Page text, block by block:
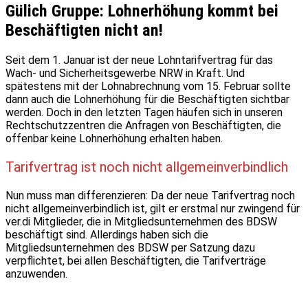
Gülich Gruppe: Lohnerhöhung kommt bei
Beschäftigten nicht an!
Seit dem 1. Januar ist der neue Lohntarifvertrag für das
Wach- und Sicherheitsgewerbe NRW in Kraft. Und
spätestens mit der Lohnabrechnung vom 15. Februar sollte
dann auch die Lohnerhöhung für die Beschäftigten sichtbar
werden. Doch in den letzten Tagen häufen sich in unseren
Rechtschutzzentren die Anfragen von Beschäftigten, die
offenbar keine Lohnerhöhung erhalten haben.
Tarifvertrag ist noch nicht allgemeinverbindlich
Nun muss man differenzieren: Da der neue Tarifvertrag noch
nicht allgemeinverbindlich ist, gilt er erstmal nur zwingend für
ver.di Mitglieder, die in Mitgliedsunternehmen des BDSW
beschäftigt sind. Allerdings haben sich die
Mitgliedsunternehmen des BDSW per Satzung dazu
verpflichtet, bei allen Beschäftigten, die Tarifverträge
anzuwenden.